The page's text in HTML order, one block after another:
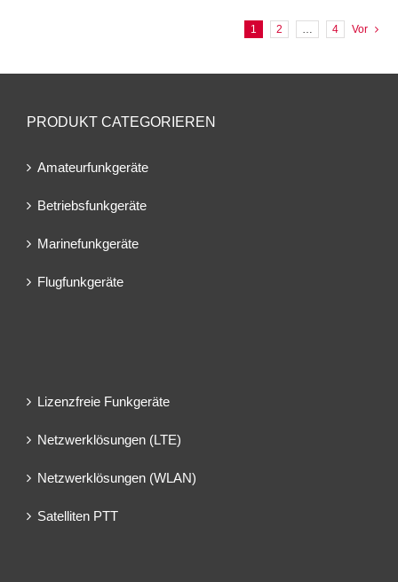
1 2 … 4 Vor
PRODUKT CATEGORIEREN
Amateurfunkgeräte
Betriebsfunkgeräte
Marinefunkgeräte
Flugfunkgeräte
Lizenzfreie Funkgeräte
Netzwerklösungen (LTE)
Netzwerklösungen (WLAN)
Satelliten PTT